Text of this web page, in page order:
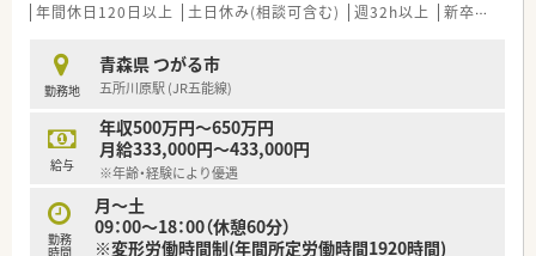
年間休日120日以上 土日休み(相談可含む) 週32h以上 新卒可
勤務地
青森県 つがる市
五所川原駅 (JR五能線)
給与
年収500万円～650万円
月給333,000円～433,000円
※年齢・経験により優遇
勤務
時間
月～土
09：00～18：00（休憩60分）
※変形労働時間制(年間所定労働時間1920時間)